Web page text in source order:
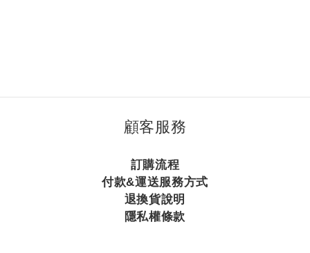
顧客服務
訂購流程
付款&運送服務方式
退換貨說明
隱私權條款